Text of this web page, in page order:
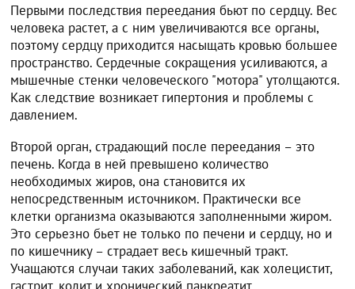
Первыми последствия переедания бьют по сердцу. Вес
человека растет, а с ним увеличиваются все органы,
поэтому сердцу приходится насыщать кровью большее
пространство. Сердечные сокращения усиливаются, а
мышечные стенки человеческого "мотора" утолщаются.
Как следствие возникает гипертония и проблемы с
давлением.
Второй орган, страдающий после переедания – это
печень. Когда в ней превышено количество
необходимых жиров, она становится их
непосредственным источником. Практически все
клетки организма оказываются заполненными жиром.
Это серьезно бьет не только по печени и сердцу, но и
по кишечнику – страдает весь кишечный тракт.
Учащаются случаи таких заболеваний, как холецистит,
гастрит, колит и хронический панкреатит.